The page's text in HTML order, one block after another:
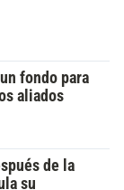
fondo para
aliados
de la
su